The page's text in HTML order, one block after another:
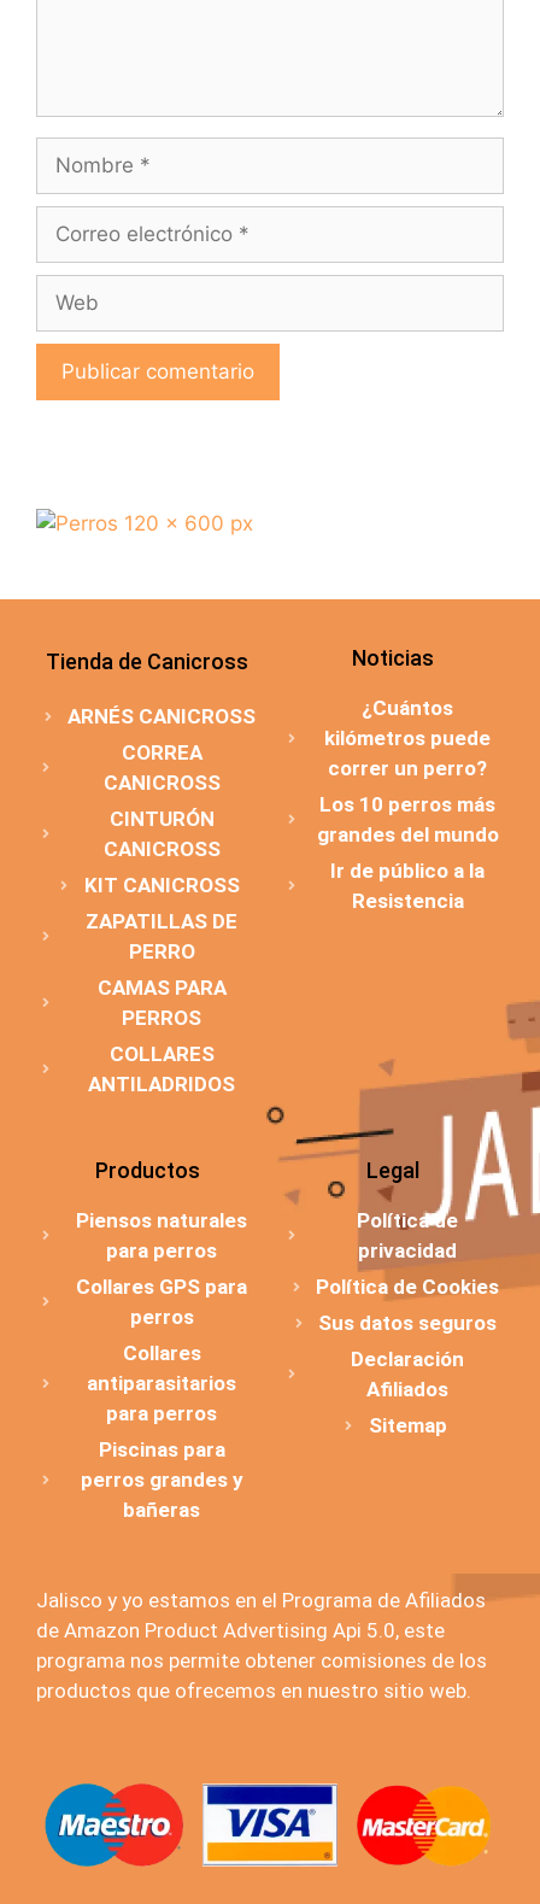
Tienda de Canicross
ARNÉS CANICROSS
CORREA
CANICROSS
CINTURÓN
CANICROSS
KIT CANICROSS
ZAPATILLAS DE
PERRO
CAMAS PARA
PERROS
COLLARES
ANTILADRIDOS
Noticias
¿Cuántos
kilómetros puede
correr un perro?
Los 10 perros más
grandes del mundo
Ir de público a la
Resistencia
Productos
Piensos naturales
para perros
Collares GPS para
perros
Collares
antiparasitarios
para perros
Piscinas para
perros grandes y
bañeras
Legal
Política de
privacidad
Política de Cookies
Sus datos seguros
Declaración
Afiliados
Sitemap
Jalisco y yo estamos en el Programa de Afiliados
de Amazon Product Advertising Api 5.0, este
programa nos permite obtener comisiones de los
productos que ofrecemos en nuestro sitio web.